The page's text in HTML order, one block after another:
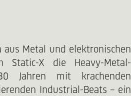
Metal und elektronischen
Static-X die Heavy-Metal-
Jahren mit krachenden
Industrial-Beats – ein